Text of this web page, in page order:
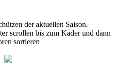
der aktuellen Saison.
scrollen bis zum Kader und dann
sortieren